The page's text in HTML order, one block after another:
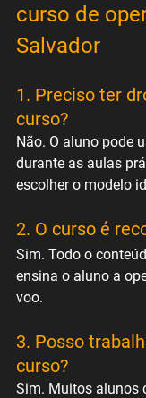
curso de
Salvador
1. Preciso ter
curso?
Não. O aluno pode
durante as aulas
escolher o modelo
2. O curso é
Sim. Todo o
ensina o aluno a
voo.
3. Posso
curso?
Sim. Muitos alunos